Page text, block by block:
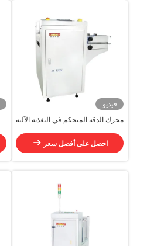
فيديو
محرك الدقة المتحكم في التغذية الآلية
احصل على أفضل سعر